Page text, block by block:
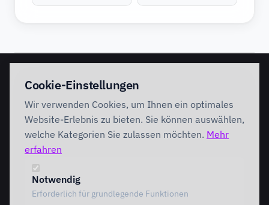
Discovery Workshop
Förderung
INTERVENTION
AI Intervention
AI Governance
Foundation
Performing
Branchenlösungen
Special Governance
Cookie-Einstellungen
Wir verwenden Cookies, um Ihnen ein optimales
Website-Erlebnis zu bieten. Sie können auswählen,
welche Kategorien Sie zulassen möchten. Mehr
erfahren
Notwendig
Erforderlich für grundlegende Funktionen